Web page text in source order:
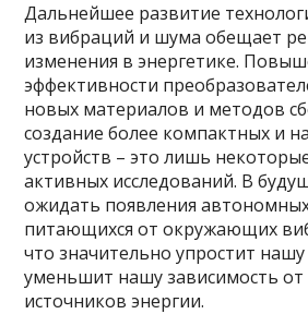
Дальнейшее развитие
из вибраций и шума обещает
изменения в энергетике.
эффективности
новых материалов и методов
создание более компактных и
устройств – это лишь
активных исследований. В
ожидать появления
питающихся от окружающих
что значительно упростит
уменьшит нашу зависимость
источников энергии.